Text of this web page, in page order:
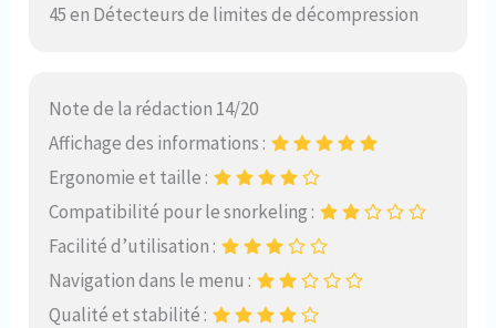
45 en Détecteurs de limites de décompression
Note de la rédaction 14/20
Affichage des informations :
Ergonomie et taille :
Compatibilité pour le snorkeling :
Facilité d’utilisation :
Navigation dans le menu :
Qualité et stabilité :